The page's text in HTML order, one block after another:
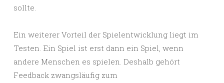
sollte.
Ein weiterer Vorteil der Spielentwicklung liegt im
Testen. Ein Spiel ist erst dann ein Spiel, wenn
andere Menschen es spielen. Deshalb gehört
Feedback zwangsläufig zum